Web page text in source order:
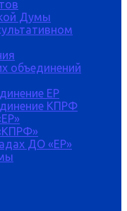
Думы
объединений
ЕР
КПРФ
ДО «ЕР»